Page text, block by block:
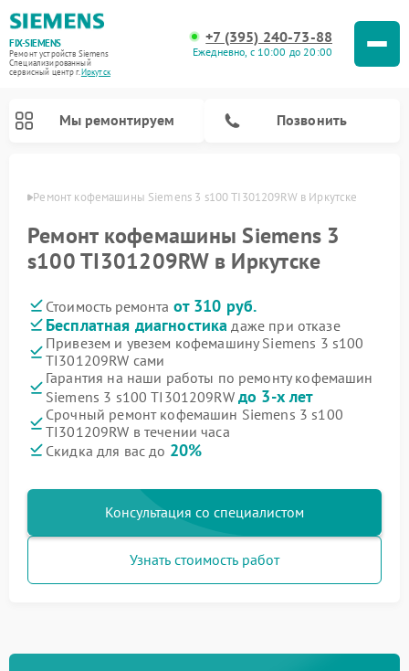
FIX-SIEMENS
Ремонт устройств Siemens
Специализированный
cервисный центр г.Иркутск
+7 (395) 240-73-88
Ежедневно, с 10:00 до 20:00
Мы ремонтируем Позвонить
Ремонт кофемашины Siemens 3 s100 TI301209RW в Иркутске
Ремонт кофемашины Siemens 3
s100 TI301209RW в Иркутске
Стоимость ремонта от 310 руб.
Бесплатная диагностика даже при отказе
Привезем и увезем кофемашину Siemens 3 s100
TI301209RW сами
Гарантия на наши работы по ремонту кофемашин
Siemens 3 s100 TI301209RW до 3-х лет
Срочный ремонт кофемашин Siemens 3 s100
TI301209RW в течении часа
Скидка для вас до 20%
Консультация со специалистом
Узнать стоимость работ